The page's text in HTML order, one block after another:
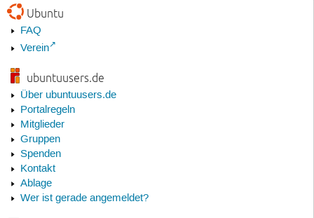
Ubuntu
FAQ
Verein
ubuntuusers.de
Über ubuntuusers.de
Portalregeln
Mitglieder
Gruppen
Spenden
Kontakt
Ablage
Wer ist gerade angemeldet?